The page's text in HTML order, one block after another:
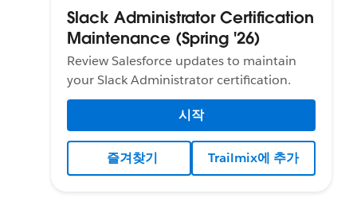
Slack Administrator Certification
Maintenance (Spring '26)
Review Salesforce updates to maintain
your Slack Administrator certification.
시작
즐겨찾기 Trailmix에 추가